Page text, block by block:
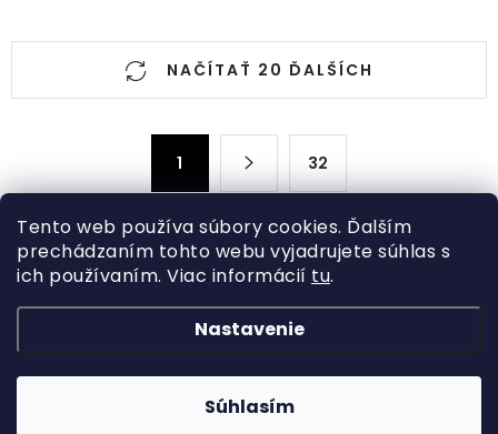
Tento web používa súbory cookies. Ďalším
prechádzaním tohto webu vyjadrujete súhlas s
ich používaním. Viac informácií tu.
Nastavenie
Súhlasím
O
a
c
e
p
r
v
NAČÍTAŤ 20 ĎALŠÍCH
r
á
n
k
o
a
n
1 32
á
p
äRastliny
Informácie o obchode